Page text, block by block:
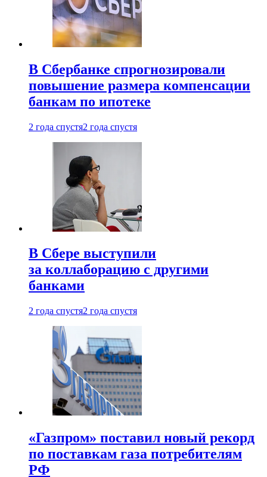
В Сбербанке спрогнозировали
повышение размера компенсации
банкам по ипотеке
2 года спустя2 года спустя
В Сбере выступили
за коллаборацию с другими
банками
2 года спустя2 года спустя
«Газпром» поставил новый рекорд
по поставкам газа потребителям
РФ